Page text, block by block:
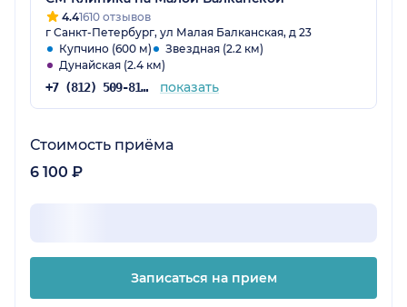
4.41610 отзывов
г Санкт-Петербург, ул Малая Балканская, д 23
Купчино (600 м)
Звездная (2.2 км)
Дунайская (2.4 км)
+7 (812) 509-81-68 показать
Стоимость приёма
6 100 ₽
Записаться на прием